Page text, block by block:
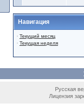
Навигация
· Текущий месяц
· Текущая неделя
Русская
Лицензия